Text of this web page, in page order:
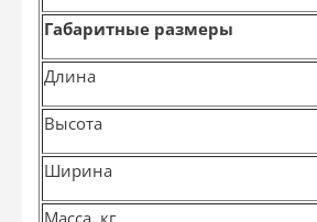
Габаритные размеры
Длина
Высота
Ширина
Масса, кг